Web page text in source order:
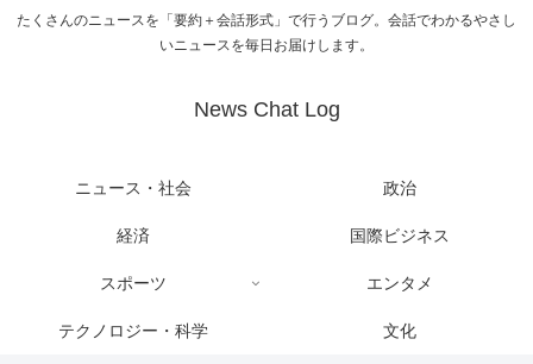
たくさんのニュースを「要約＋会話形式」で行うブログ。会話でわかるやさし
いニュースを毎日お届けします。
News Chat Log
ニュース・社会 政治
経済 国際ビジネス
スポーツ エンタメ
テクノロジー・科学 文化